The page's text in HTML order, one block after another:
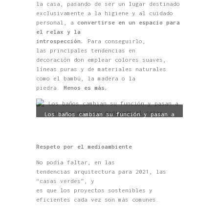
la casa, pasando de ser un lugar destinado
exclusivamente a la higiene y al cuidado
personal, a convertirse en un espacio para
el relax y la
introspección . Para conseguirlo,
las principales tendencias en
decoración don emplear colores suaves
líneas puras y de materiales naturales
como el bambú, la madera o la
piedra.
Menos es más.
Los baños cambian su función y pasan a
Respeto por el medioambiente
No podía faltar , en las
tendencias arquitectura para 2021 l as
“casas verdes” , y
es que los proyectos sostenibles y
eficientes cada vez son más comunes.